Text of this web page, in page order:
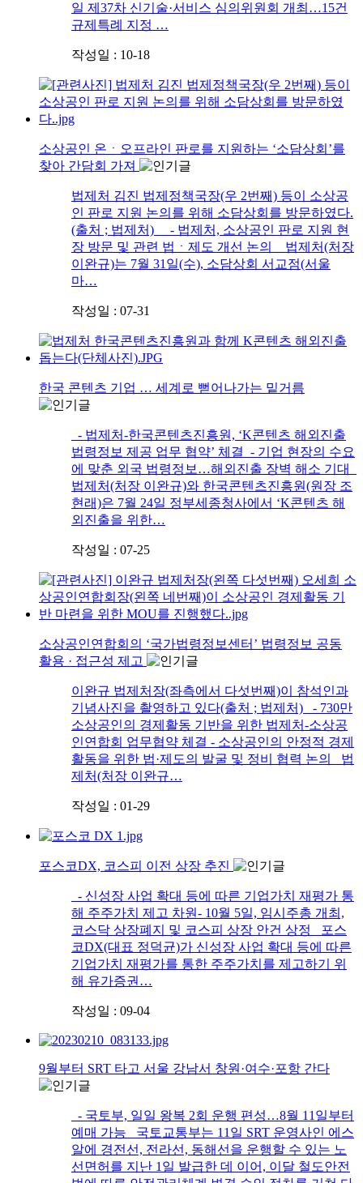
일 제37차 신기술·서비스 심의위원회 개최…15건
규제특례 지정 …
작성일 : 10-18
소상공인 온ㆍ오프라인 판로를 지원하는 ‘소담상회’를
찾아 간담회 가져
법제처 김진 법제정책국장(우 2번째) 등이 소상공
인 판로 지원 논의를 위해 소담상회를 방문하였다.
(출처 ; 법제처) - 법제처, 소상공인 판로 지원 현
장 방문 및 관련 법ㆍ제도 개선 논의 법제처(처장
이완규)는 7월 31일(수), 소담상회 서교점(서울
마…
작성일 : 07-31
한국 콘텐츠 기업 … 세계로 뻗어나가는 밑거름
- 법제처-한국콘텐츠진흥원, ‘K콘텐츠 해외진출
법령정보 제공 업무 협약’ 체결 - 기업 현장의 수요
에 맞춘 외국 법령정보…해외진출 장벽 해소 기대
법제처(처장 이완규)와 한국콘텐츠진흥원(원장 조
현래)은 7월 24일 정부세종청사에서 ‘K콘텐츠 해
외진출을 위한…
작성일 : 07-25
소상공인연합회의 ‘국가법령정보센터’ 법령정보 공동
활용 · 접근성 제고
이완규 법제처장(좌측에서 다섯번째)이 참석인과
기념사진을 촬영하고 있다(출처 ; 법제처) - 730만
소상공인의 경제활동 기반을 위한 법제처-소상공
인연합회 업무협약 체결 - 소상공인의 안정적 경제
활동을 위한 법·제도의 발굴 및 정비 협력 논의 법
제처(처장 이완규…
작성일 : 01-29
포스코DX, 코스피 이전 상장 추진
- 신성장 사업 확대 등에 따른 기업가치 재평가 통
해 주주가치 제고 차원- 10월 5일, 임시주총 개최,
코스닥 상장폐지 및 코스피 상장 안건 상정 포스
코DX(대표 정덕균)가 신성장 사업 확대 등에 따른
기업가치 재평가를 통한 주주가치를 제고하기 위
해 유가증권…
작성일 : 09-04
9월부터 SRT 타고 서울 강남서 창원·여수·포항 간다
- 국토부, 일일 왕복 2회 운행 편성…8월 11일부터
예매 가능 국토교통부는 11일 SRT 운영사인 에스
알에 경전선, 전라선, 동해선을 운행할 수 있는 노
선면허를 지난 1일 발급한 데 이어, 이달 철도안전